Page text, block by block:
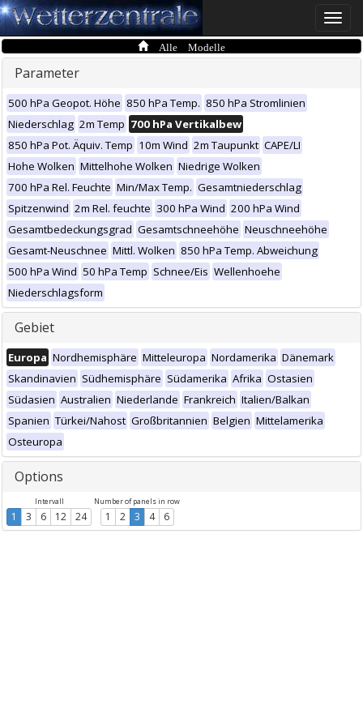
Toggle
Alle Modelle
Parameter
500 hPa Geopot. Höhe 850 hPa Temp. 850 hPa Stromlinien
Niederschlag 2m Temp 700 hPa Vertikalbew
850 hPa Pot. Äquiv. Temp 10m Wind 2m Taupunkt CAPE/LI
Hohe Wolken Mittelhohe Wolken Niedrige Wolken
700 hPa Rel. Feuchte Min/Max Temp. Gesamtniederschlag
Spitzenwind 2m Rel. feuchte 300 hPa Wind 200 hPa Wind
Gesamtbedeckungsgrad Gesamtschneehöhe Neuschneehöhe
Gesamt-Neuschnee Mittl. Wolken 850 hPa Temp. Abweichung
500 hPa Wind 50 hPa Temp Schnee/Eis Wellenhoehe
Niederschlagsform
Gebiet
Europa Nordhemisphäre Mitteleuropa Nordamerika Dänemark
Skandinavien Südhemisphäre Südamerika Afrika Ostasien
Südasien Australien Niederlande Frankreich Italien/Balkan
Spanien Türkei/Nahost Großbritannien Belgien Mittelamerika
Osteuropa
Options
Intervall
1 3 6 12 24
Number of panels in row
1 2 3 4 6